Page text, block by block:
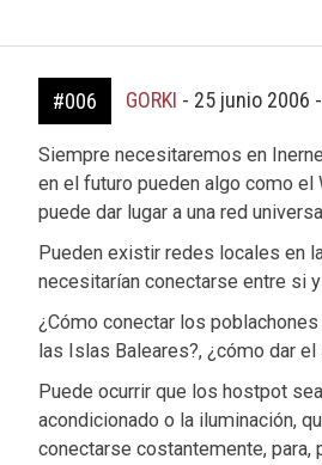
#006 GORKI - 25 junio 2006
Siempre necesitaremos en
en el futuro pueden algo como
puede dar lugar a una red
Pueden existir redes locales en
necesitarían conectarse entre si
¿Cómo conectar los
las Islas Baleares?, ¿cómo dar
Puede ocurrir que los hostpot
acondicionado o la iluminación,
conectarse costantemente,